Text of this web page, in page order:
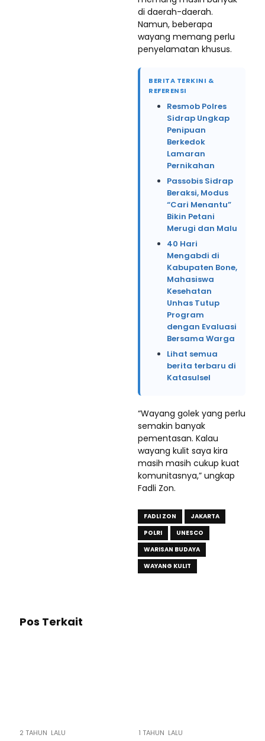
di daerah-daerah.
Namun, beberapa
wayang memang perlu
penyelamatan khusus.
BERITA TERKINI &
REFERENSI
Resmob Polres
Sidrap Ungkap
Penipuan
Berkedok
Lamaran
Pernikahan
Passobis Sidrap
Beraksi, Modus
“Cari Menantu”
Bikin Petani
Merugi dan Malu
40 Hari
Mengabdi di
Kabupaten Bone,
Mahasiswa
Kesehatan
Unhas Tutup
Program
dengan Evaluasi
Bersama Warga
Lihat semua
berita terbaru di
Katasulsel
“Wayang golek yang perlu
semakin banyak
pementasan. Kalau
wayang kulit saya kira
masih masih cukup kuat
komunitasnya,” ungkap
Fadli Zon.
FADLI ZON
JAKARTA
POLRI
UNESCO
WARISAN BUDAYA
WAYANG KULIT
Pos Terkait
2 TAHUN LALU 1 TAHUN LALU